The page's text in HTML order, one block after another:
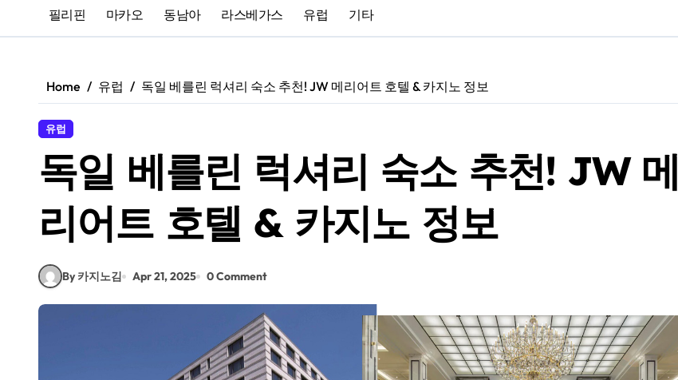
프라하 인 호텔 숙박 후기, 카지노 앰버서더까지 완벽 루트!
프라하 여행 완성! 페를라 호텔과 도보 3분 카지노 탐방기
카지노를 즐길 수 있는 올드한 매력의 프라하 골든 에이지
필리핀 마카오 동남아 라스베가스 유럽 기타
Home 유럽 독일 베를린 럭셔리 숙소 추천! JW 메리어트 호텔 & 카지노 정보
유럽
독일 베를린 럭셔리 숙소 추천! JW 메
리어트 호텔 & 카지노 정보
By 카지노김 Apr 21, 2025 0 Comment